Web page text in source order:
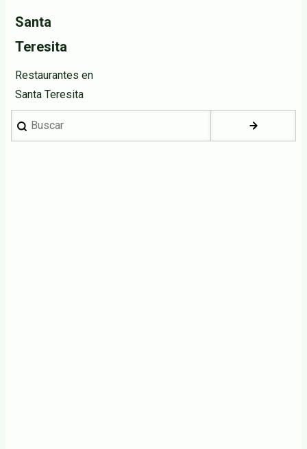
Santa
Teresita
Restaurantes en
Santa Teresita
Buscar